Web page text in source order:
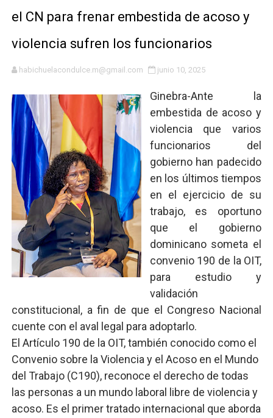
Respuesta oportuna de Propeep permite a familia de
Juramentan a Angelina Biviana Riveiro como nueva
DIGEIG y Liga Municipal Dominicana impulsan metas
Tribunal Superior Administrativo anula permisos
JCE flexibiliza renovación de cédula: adiós al orden
Restaurante Amigos es reconocido por sus cuatro
Banco Popular escala 17 posiciones en los mil
SNS y el SRSO actualizan Manual de Comunicación
Osiris de León responde a Roberto Tineo y a Yeisy
DGPCF: 55 años sembrando desarrollo y
Operativo interagencial frena delitos ambientales y
-Propeep y Gestión Presidencial encabezan entrega
Ministerio de Defensa siembra esperanza y protege
MICM y CECCOM retienen 213,355 galones de
Bienes Nacionales recauda más de RD 57 millones en
el CN para frenar embestida de acoso y
violencia sufren los funcionarios
habichuelacondulce.m@gmail.com junio 10, 2025
Ginebra-Ante la
embestida de acoso y
violencia que varios
funcionarios del
gobierno han padecido
en los últimos tiempos
en el ejercicio de su
trabajo, es oportuno
que el gobierno
dominicano someta el
convenio 190 de la OIT,
para estudio y
validación
constitucional, a fin de que el Congreso Nacional
cuente con el aval legal para adoptarlo.
El Artículo 190 de la OIT, también conocido como el
Convenio sobre la Violencia y el Acoso en el Mundo
del Trabajo (C190), reconoce el derecho de todas
las personas a un mundo laboral libre de violencia y
acoso. Es el primer tratado internacional que aborda